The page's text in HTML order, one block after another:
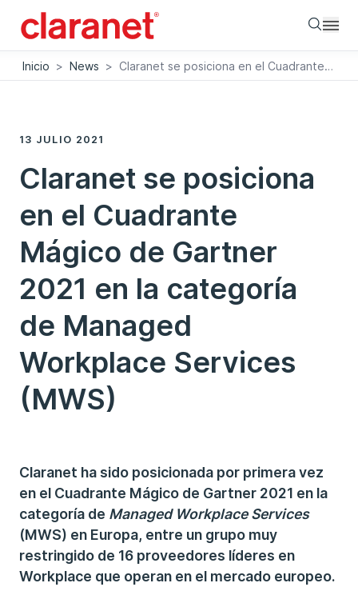
Inicio > News > Claranet se posiciona en el Cuadrante Mágico de Gartner 2021 en la categoría de Managed Workplace Services (MWS)
13 JULIO 2021
Claranet se posiciona
en el Cuadrante
Mágico de Gartner
2021 en la categoría
de Managed
Workplace Services
(MWS)
Claranet ha sido posicionada por primera vez
en el Cuadrante Mágico de Gartner 2021 en la
categoría de Managed Workplace Services
(MWS) en Europa, entre un grupo muy
restringido de 16 proveedores líderes en
Workplace que operan en el mercado europeo.